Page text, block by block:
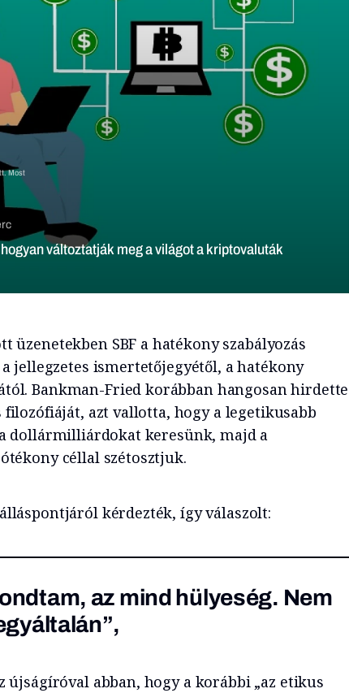
leggazdagabb embere lett. Most nagyobbat bukott,
a
üzenetekben SBF a hatékony szabályozás
jellegzetes ismertetőjegyétől, a hatékony
Bankman-Fried korábban hangosan hirdette
azt vallotta, hogy a legetikusabb
dollármilliárdokat keresünk, majd a
céllal szétosztjuk.
kérdezték, így válaszolt:
az mind hülyeség. Nem
abban, hogy a korábbi „az etikus